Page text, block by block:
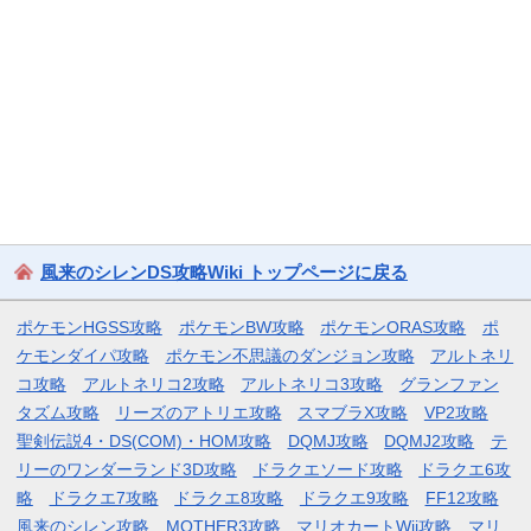
風来のシレンDS攻略Wiki トップページに戻る
ポケモンHGSS攻略 ポケモンBW攻略 ポケモンORAS攻略
ポ
ケモンダイパ攻略
ポケモン不思議のダンジョン攻略
アルトネリ
コ攻略
アルトネリコ2攻略 アルトネリコ3攻略
グランファン
タズム攻略
リーズのアトリエ攻略 スマブラX攻略
VP2攻略
聖剣伝説4・DS(COM)・HOM攻略
DQMJ攻略 DQMJ2攻略
テ
リーのワンダーランド3D攻略
ドラクエソード攻略
ドラクエ6攻
略
ドラクエ7攻略 ドラクエ8攻略 ドラクエ9攻略
FF12攻略
風来のシレン攻略
MOTHER3攻略 マリオカートWii攻略 マリ